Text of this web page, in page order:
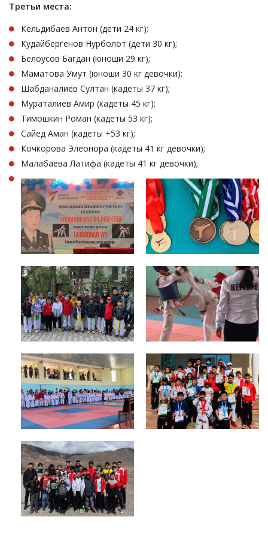
Третьи места:
Кельдибаев Антон (дети 24 кг);
Кудайбергенов Нурболот (дети 30 кг);
Белоусов Багдан (юноши 29 кг);
Маматова Умут (юноши 30 кг девочки);
Шабданалиев Султан (кадеты 37 кг);
Мураталиев Амир (кадеты 45 кг);
Тимошкин Роман (кадеты 53 кг);
Сайед Аман (кадеты +53 кг);
Кочкорова Элеонора (кадеты 41 кг девочки);
Малабаева Латифа (кадеты 41 кг девочки);